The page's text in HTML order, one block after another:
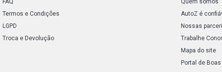
FAQ
Termos e Condições
LGPD
Troca e Devolução
Quem somos
AutoZ é
Nossas
Trabalhe
Mapa do site
Portal de